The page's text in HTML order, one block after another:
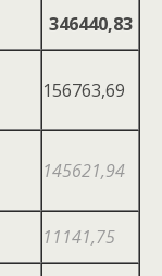
346440,83
156763,69
145621,94
11141,75